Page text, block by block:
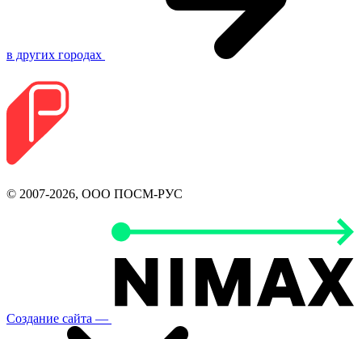
в других городах
© 2007-2026, ООО ПОСМ-РУС
Создание сайта —